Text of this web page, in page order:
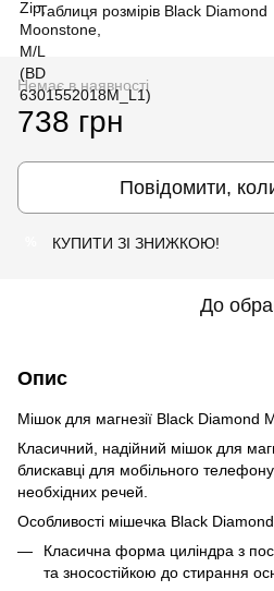
Таблиця розмірів Black Diamond
Немає в наявності
738 грн
Повідомити,
КУПИТИ ЗІ ЗНИЖКОЮ!
До
Опис
Мішок для магнезії Black Diamond
Класичний, надійний мішок для
блискавці для мобільного
необхідних речей.
Особливості мішечка Black
Класична форма циліндра з
та зносостійкою до стирання